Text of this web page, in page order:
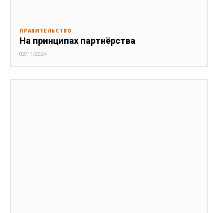
ПРАВИТЕЛЬСТВО
На принципах партнёрства
02/11/2024